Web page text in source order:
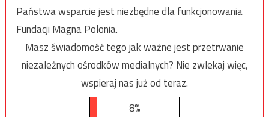
Państwa wsparcie jest niezbędne dla funkcjonowania
Fundacji Magna Polonia.
Masz świadomość tego jak ważne jest przetrwanie
niezależnych ośrodków medialnych? Nie zwlekaj więc,
wspieraj nas już od teraz.
8%